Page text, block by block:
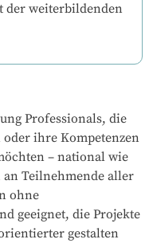
der weiterbildenden
Professionals, die
ihre Kompetenzen
– national wie
Teilnehmende aller
ohne
geeignet, die Projekte
gestalten